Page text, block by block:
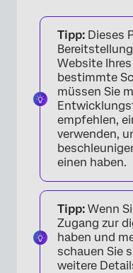
Tipp: Dieses
Website
bestimmte
müssen Sie
empfehlen,
verwenden,
einen haben.
Tipp: Wenn
Zugang zur
haben und
schauen Sie
weitere